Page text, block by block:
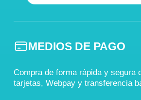
MEDIOS DE PAGO
Compra de forma rápida y segura
tarjetas, Webpay y transferencia